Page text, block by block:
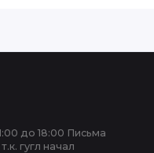
до 18:00 Письма
гугл начал